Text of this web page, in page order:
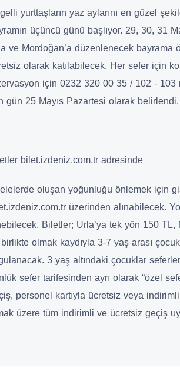
yurttaşların yaz aylarını en güzel
üçüncü günü başlıyor. 29, 30, 31
ve Mordoğan’a düzenlenecek bayrama
olarak katılabilecek. Her sefer için
için 0232 320 00 35 / 102 - 103
gün 25 Mayıs Pazartesi olarak
bilet.izdeniz.com.tr adresinde
oluşan yoğunluğu önlemek için
üzerinden alınabilecek.
Biletler; Urla’ya tek yön 150
olmak kaydıyla 3-7 yaş arası
3 yaş altındaki çocuklar
sefer tarifesinden ayrı olarak “özel
personel kartıyla ücretsiz veya
üzere tüm indirimli ve ücretsiz geçiş